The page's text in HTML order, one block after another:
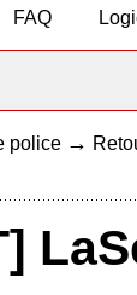
FAQ
police →